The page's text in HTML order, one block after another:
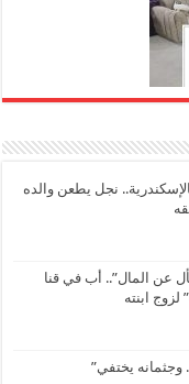
نجل يطعن والده
عن المال”.. أب في قنا
ابنته
يختفي”